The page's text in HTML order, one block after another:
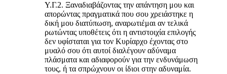
Υ.Γ.2. Ξαναδιαβάζοντας την απάντηση μου και
απορώντας πραγματικά που σου χρειάστηκε η
δική μου διατύπωση, αναρωτιέμαι αν τελικά
ρωτώντας υποθέτεις ότι η αντιστοιχία επιλογής
δεν υφίσταται για τον Κυρίαρχο έχοντας στο
μυαλό σου ότι αυτοί διαλέγουν αδύναμα
πλάσματα και αδιαφορούν για την ενδυνάμωση
τους, ή τα σπρώχνουν οι ίδιοι στην αδυναμία.